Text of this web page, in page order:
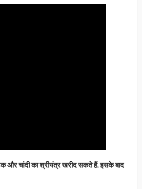
और चांदी का श्रीयंत्र खरीद सकते हैं. इसके बाद